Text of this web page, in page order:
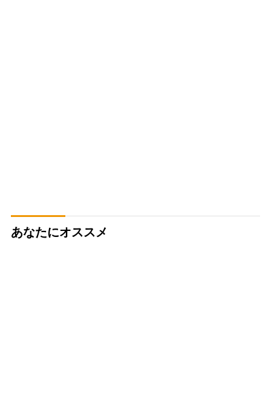
あなたにオススメ